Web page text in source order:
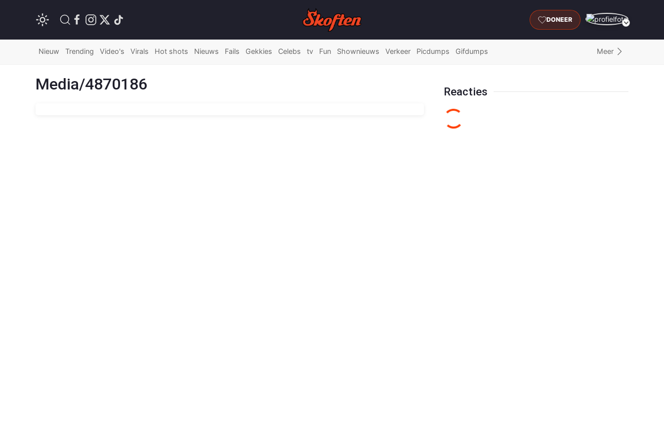
DONEER
Nieuw Trending Video's Virals Hot shots Nieuws Fails Gekkies Celebs tv Fun Shownieuws Verkeer Picdumps Gifdumps Meer
Media/4870186 Reacties